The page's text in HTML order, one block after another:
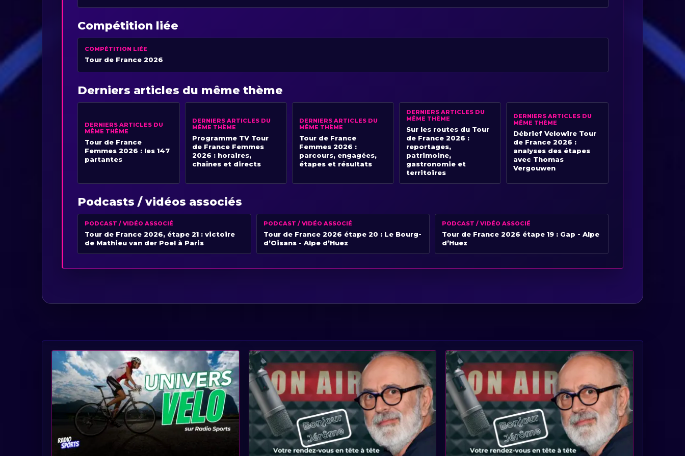
Compétition liée
COMPÉTITION LIÉE
Tour de France 2026
Derniers articles du même thème
DERNIERS ARTICLES DU
MÊME THÈME
Tour de France
Femmes 2026 : les 147
partantes
DERNIERS ARTICLES DU
MÊME THÈME
Programme TV Tour
de France Femmes
2026 : horaires,
chaînes et directs
DERNIERS ARTICLES DU
MÊME THÈME
Tour de France
Femmes 2026 :
parcours, engagées,
étapes et résultats
DERNIERS ARTICLES DU
MÊME THÈME
Sur les routes du Tour
de France 2026 :
reportages,
patrimoine,
gastronomie et
territoires
DERNIERS ARTICLES DU
MÊME THÈME
Débrief Velowire Tour
de France 2026 :
analyses des étapes
avec Thomas
Vergouwen
Podcasts / vidéos associés
PODCAST / VIDÉO ASSOCIÉ
Tour de France 2026, étape 21 : victoire
de Mathieu van der Poel à Paris
PODCAST / VIDÉO ASSOCIÉ
Tour de France 2026 étape 20 : Le Bourg-
d’Oisans - Alpe d’Huez
PODCAST / VIDÉO ASSOCIÉ
Tour de France 2026 étape 19 : Gap - Alpe
d’Huez